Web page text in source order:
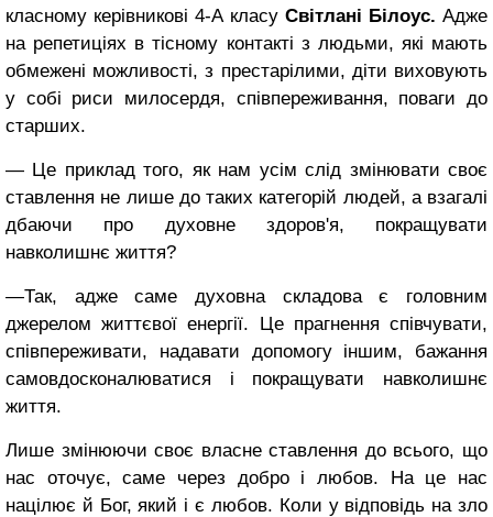
класному керівникові 4-А класу Світлані Білоус. Адже
на репетиціях в тісному контакті з людьми, які мають
обмежені можливості, з престарілими, діти виховують
у собі риси милосердя, співпереживання, поваги до
старших.
― Це приклад того, як нам усім слід змінювати своє
ставлення не лише до таких категорій людей, а взагалі
дбаючи про духовне здоров'я, покращувати
навколишнє життя?
―Так, адже саме духовна складова є головним
джерелом життєвої енергії. Це прагнення співчувати,
співпереживати, надавати допомогу іншим, бажання
самовдосконалюватися і покращувати навколишнє
життя.
Лише змінюючи своє власне ставлення до всього, що
нас оточує, саме через добро і любов. На це нас
націлює й Бог, який і є любов. Коли у відповідь на зло